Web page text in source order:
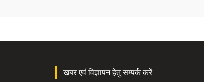
खबर एवं विज्ञापन हेतु सम्पर्क करें